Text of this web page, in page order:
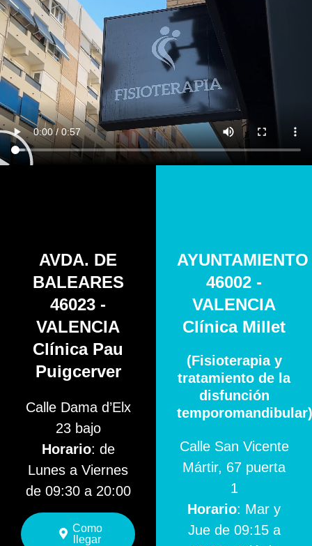
AVDA. DE
BALEARES
46023 -
VALENCIA
Clínica Pau
Puigcerver
Calle Dama d’Elx
23 bajo
Horario: de
Lunes a Viernes
de 09:30 a 20:00
Como
llegar
AYUNTAMIENTO
46002 -
VALENCIA
Clínica Millet
(Fisioterapia y
tratamiento de la
disfunción
temporomandibular)
Calle San Vicente
Mártir, 67 puerta
1
Horario: Mar y
Jue de 09:15 a